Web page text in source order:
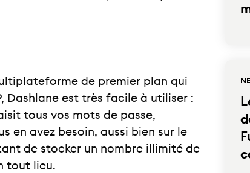
de premier plan qui
Dashlane est très facile à utiliser :
tous vos mots de passe,
en avez besoin, aussi bien sur le
de stocker un nombre illimité de
tout lieu.